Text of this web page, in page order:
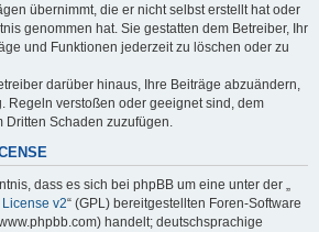
übernimmt, die er nicht selbst erstellt hat oder
genommen hat. Sie gestatten dem Betreiber, Ihr
und Funktionen jederzeit zu löschen oder zu
darüber hinaus, Ihre Beiträge abzuändern,
Regeln verstoßen oder geeignet sind, dem
Schaden zuzufügen.
dass es sich bei phpBB um eine unter der „
v2“ (GPL) bereitgestellten Foren-Software
handelt; deutschsprachige